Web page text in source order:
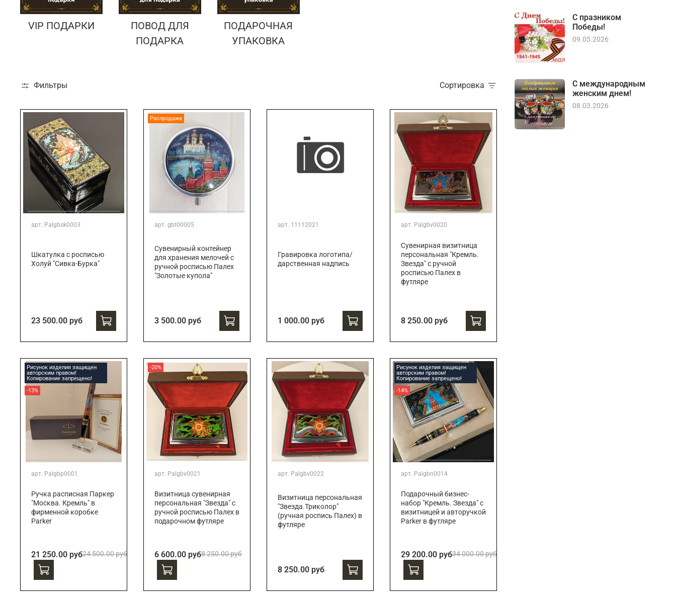
VIP ПОДАРКИ
ПОВОД ДЛЯ
ПОДАРКА
ПОДАРОЧНАЯ
УПАКОВКА
Фильтры Сортировка
арт. Palgbsk0003
Шкатулка с росписью
Холуй "Сивка-Бурка"
23 500.00 руб
Распродажа
арт. gbt00005
Сувенирный контейнер
для хранения мелочей с
ручной росписью Палех
"Золотые купола"
3 500.00 руб
арт. 11112021
Гравировка логотипа/
дарственная надпись
1 000.00 руб
арт. Palgbv0020
Сувенирная визитница
персональная "Кремль.
Звезда" с ручной
росписью Палех в
футляре
8 250.00 руб
Рисунок изделия защищен
авторским правом!
Копирование запрещено!
-13%
арт. Palgbp0001
Ручка расписная Паркер
"Москва. Кремль" в
фирменной коробке
Parker
21 250.00 руб24 500.00 руб
-20%
арт. Palgbv0021
Визитница сувенирная
персональная "Звезда" с
ручной росписью Палех в
подарочном футляре
6 600.00 руб8 250.00 руб
арт. Palgbv0022
Визитница персональная
"Звезда.Триколор"
(ручная роспись Палех) в
футляре
8 250.00 руб
Рисунок изделия защищен
авторским правом!
Копирование запрещено!
-14%
арт. Palgbn0014
Подарочный бизнес-
набор "Кремль. Звезда" с
визитницей и авторучкой
Parker в футляре
29 200.00 руб34 000.00 руб
С празником
Победы!
09.05.2026
С международным
женским днем!
08.03.2026